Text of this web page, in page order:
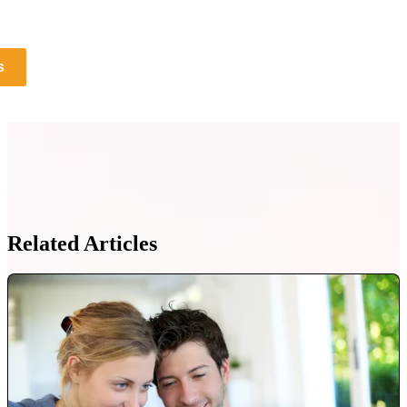
Related Articles